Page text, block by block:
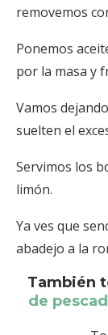
removemos
Ponemos
por la masa y
Vamos
suelten el
Servimos los
limón.
Ya ves que
abadejo a la
También
de